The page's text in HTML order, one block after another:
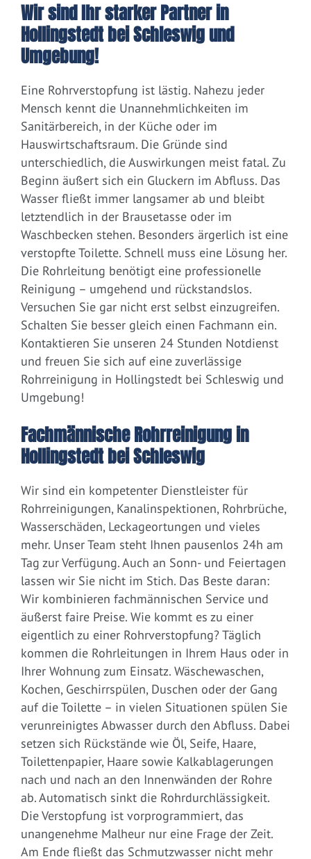
Wir sind Ihr starker Partner in
Hollingstedt bei Schleswig und
Umgebung!
Eine Rohrverstopfung ist lästig. Nahezu jeder
Mensch kennt die Unannehmlichkeiten im
Sanitärbereich, in der Küche oder im
Hauswirtschaftsraum. Die Gründe sind
unterschiedlich, die Auswirkungen meist fatal. Zu
Beginn äußert sich ein Gluckern im Abfluss. Das
Wasser fließt immer langsamer ab und bleibt
letztendlich in der Brausetasse oder im
Waschbecken stehen. Besonders ärgerlich ist eine
verstopfte Toilette. Schnell muss eine Lösung her.
Die Rohrleitung benötigt eine professionelle
Reinigung – umgehend und rückstandslos.
Versuchen Sie gar nicht erst selbst einzugreifen.
Schalten Sie besser gleich einen Fachmann ein.
Kontaktieren Sie unseren 24 Stunden Notdienst
und freuen Sie sich auf eine zuverlässige
Rohrreinigung in Hollingstedt bei Schleswig und
Umgebung!
Fachmännische Rohrreinigung in
Hollingstedt bei Schleswig
Wir sind ein kompetenter Dienstleister für
Rohrreinigungen, Kanalinspektionen, Rohrbrüche,
Wasserschäden, Leckageortungen und vieles
mehr. Unser Team steht Ihnen pausenlos 24h am
Tag zur Verfügung. Auch an Sonn- und Feiertagen
lassen wir Sie nicht im Stich. Das Beste daran:
Wir kombinieren fachmännischen Service und
äußerst faire Preise. Wie kommt es zu einer
eigentlich zu einer Rohrverstopfung? Täglich
kommen die Rohrleitungen in Ihrem Haus oder in
Ihrer Wohnung zum Einsatz. Wäschewaschen,
Kochen, Geschirrspülen, Duschen oder der Gang
auf die Toilette – in vielen Situationen spülen Sie
verunreinigtes Abwasser durch den Abfluss. Dabei
setzen sich Rückstände wie Öl, Seife, Haare,
Toilettenpapier, Haare sowie Kalkablagerungen
nach und nach an den Innenwänden der Rohre
ab. Automatisch sinkt die Rohrdurchlässigkeit.
Die Verstopfung ist vorprogrammiert, das
unangenehme Malheur nur eine Frage der Zeit.
Am Ende fließt das Schmutzwasser nicht mehr